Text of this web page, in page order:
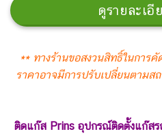
ดูรายละเอี
** ทางร้านขอสงวนสิทธิ์ในการ
ราคาอาจมีการปรับเปลี่ยนตาม
ติดแก๊ส Prins อุปกรณ์ติดตั้งแก๊สร